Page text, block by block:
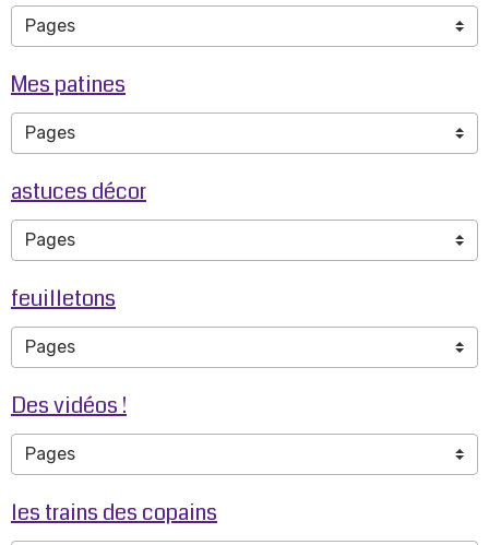
Mes patines
astuces décor
feuilletons
Des vidéos !
les trains des copains